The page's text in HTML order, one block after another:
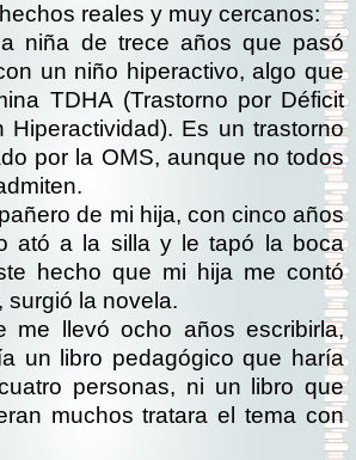
reales y muy cercanos:
niña de trece años que pasó
un niño hiperactivo, algo que
TDHA (Trastorno por Déficit
Hiperactividad). Es un trastorno
por la OMS, aunque no todos
de mi hija, con cinco años
ató a la silla y le tapó la boca
hecho que mi hija me contó
surgió la novela.
me llevó ocho años escribirla,
un libro pedagógico que haría
personas, ni un libro que
muchos tratara el tema con